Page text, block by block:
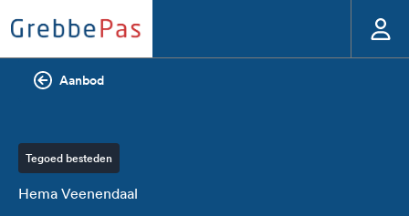
Aanbod
Tegoed besteden
Hema Veenendaal